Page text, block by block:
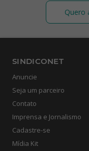
Quero
SINDICONET
Anuncie
Seja um parceiro
Contato
Imprensa e Jornalismo
Cadastre-se
Mídia Kit